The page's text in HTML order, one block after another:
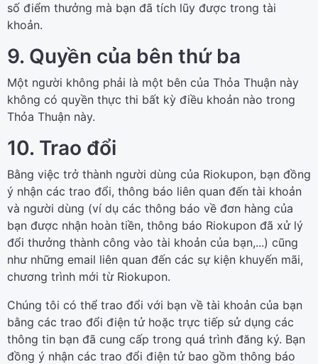
số điểm thưởng mà bạn đã tích lũy được trong tài
khoản.
9. Quyền của bên thứ ba
Một người không phải là một bên của Thỏa Thuận này
không có quyền thực thi bất kỳ điều khoản nào trong
Thỏa Thuận này.
10. Trao đổi
Bằng việc trở thành người dùng của Riokupon, bạn đồng
ý nhận các trao đổi, thông báo liên quan đến tài khoản
và người dùng (ví dụ các thông báo về đơn hàng của
bạn được nhận hoàn tiền, thông báo Riokupon đã xử lý
đổi thưởng thành công vào tài khoản của bạn,...) cũng
như những email liên quan đến các sự kiện khuyến mãi,
chương trình mới từ Riokupon.
Chúng tôi có thể trao đổi với bạn về tài khoản của bạn
bằng các trao đổi điện tử hoặc trực tiếp sử dụng các
thông tin bạn đã cung cấp trong quá trình đăng ký. Bạn
đồng ý nhận các trao đổi điện tử bao gồm thông báo